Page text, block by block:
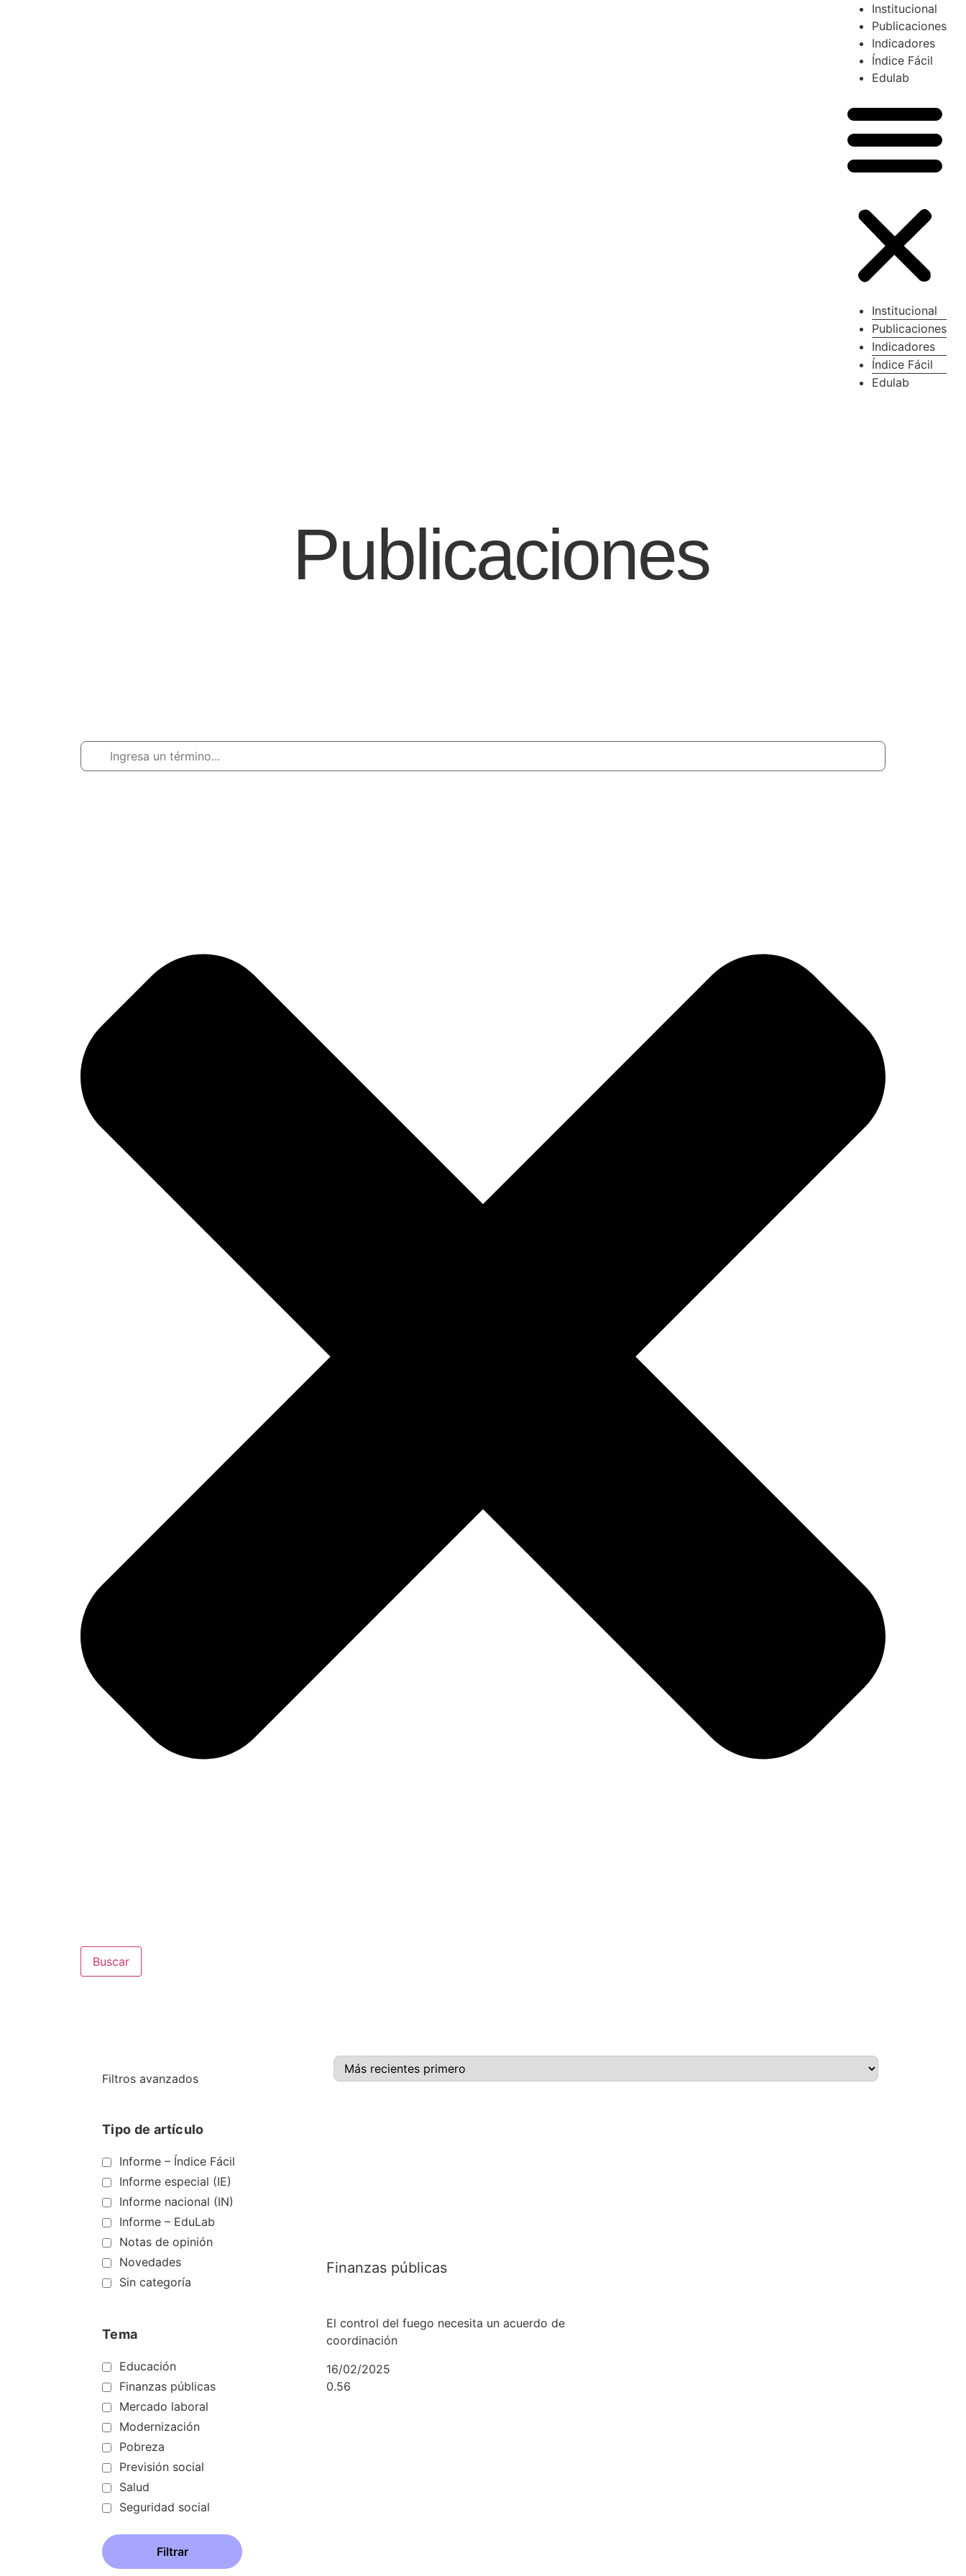
Institucional
Publicaciones
Indicadores
Índice Fácil
Edulab
Institucional
Publicaciones
Indicadores
Índice Fácil
Edulab
Publicaciones
Buscar
Filtros avanzados
Tipo de artículo
Informe – Índice Fácil
Informe especial (IE)
Informe nacional (IN)
Informe – EduLab
Notas de opinión
Novedades
Sin categoría
Tema
Educación
Finanzas públicas
Mercado laboral
Modernización
Pobreza
Previsión social
Salud
Seguridad social
Finanzas públicas
El control del fuego necesita un acuerdo de
coordinación
16/02/2025